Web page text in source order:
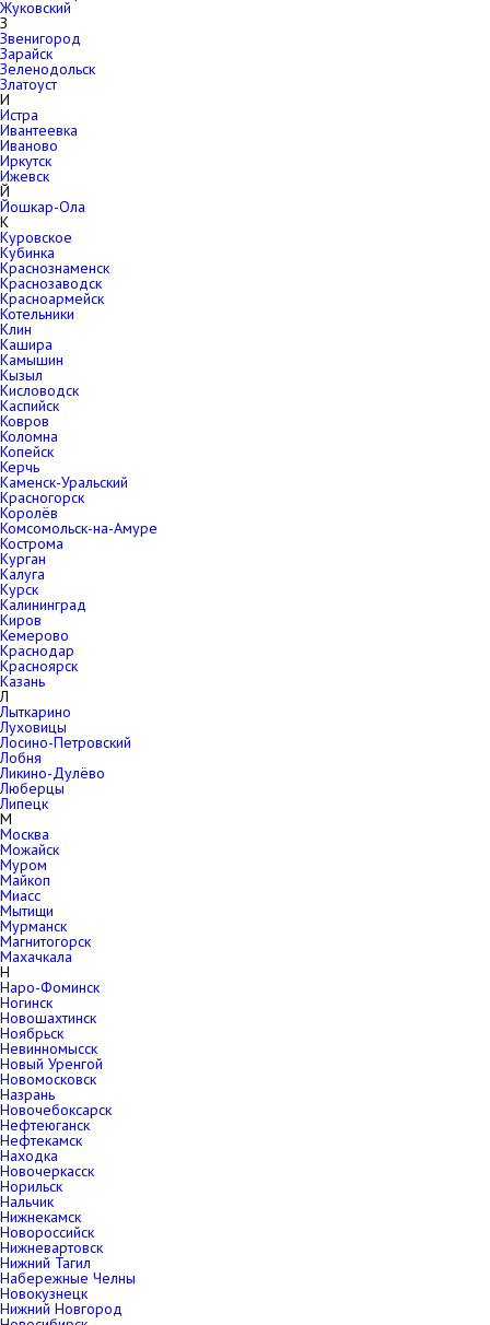
Жуковский
З
Звенигород
Зарайск
Зеленодольск
Златоуст
И
Истра
Ивантеевка
Иваново
Иркутск
Ижевск
Й
Йошкар-Ола
К
Куровское
Кубинка
Краснознаменск
Краснозаводск
Красноармейск
Котельники
Клин
Кашира
Камышин
Кызыл
Кисловодск
Каспийск
Ковров
Коломна
Копейск
Керчь
Каменск-Уральский
Красногорск
Королёв
Комсомольск-на-Амуре
Кострома
Курган
Калуга
Курск
Калининград
Киров
Кемерово
Краснодар
Красноярск
Казань
Л
Лыткарино
Луховицы
Лосино-Петровский
Лобня
Ликино-Дулёво
Люберцы
Липецк
М
Москва
Можайск
Муром
Майкоп
Миасс
Мытищи
Мурманск
Магнитогорск
Махачкала
Н
Наро-Фоминск
Ногинск
Новошахтинск
Ноябрьск
Невинномысск
Новый Уренгой
Новомосковск
Назрань
Новочебоксарск
Нефтеюганск
Нефтекамск
Находка
Новочеркасск
Норильск
Нальчик
Нижнекамск
Новороссийск
Нижневартовск
Нижний Тагил
Набережные Челны
Новокузнецк
Нижний Новгород